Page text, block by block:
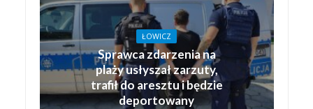
ŁOWICZ
Sprawca zdarzenia na
plaży usłyszał zarzuty,
trafił do aresztu i będzie
deportowany